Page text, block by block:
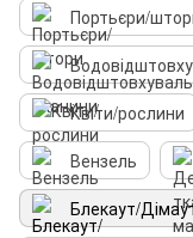
Портьєри/
Квіти/рослини
Вензель
Блекаут/